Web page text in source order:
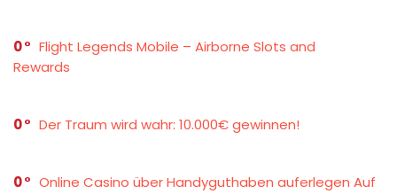
0
Flight Legends Mobile – Airborne Slots and
Rewards
0 Der Traum wird wahr: 10.000€ gewinnen!
0
Online Casino über Handyguthaben auferlegen Auf